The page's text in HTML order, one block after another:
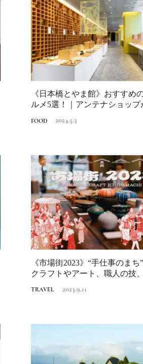
《日本橋とやま館》おすすめ
ルメ5選！｜アンテナショップ
FOOD 2024.5.3
《市場街2023》“手仕事のまち
クラフトやアート、職人の技
TRAVEL 2023.9.11